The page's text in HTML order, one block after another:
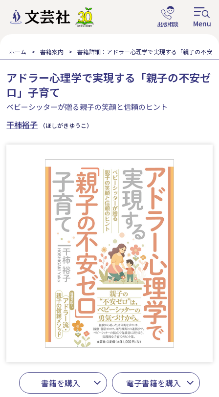
ホーム 書籍案内 書籍詳細：アドラー心理学で実現する「親子の不安
アドラー心理学で実現する「親子の不安ゼ
ロ」子育て
ベビーシッターが贈る親子の笑顔と信頼のヒント
干柿裕子 （ほしがきゆうこ）
書籍を購入 電子書籍を購入